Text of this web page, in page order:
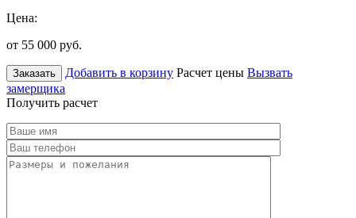
Цена:
от 55 000 руб.
Заказать Добавить в корзину Расчет цены Вызвать
замерщика
Получить расчет